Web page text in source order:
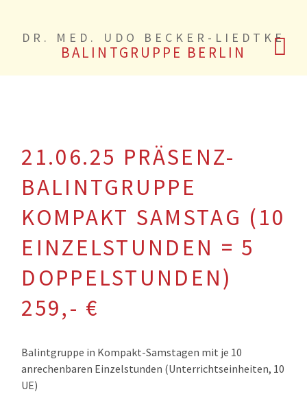
DR. MED. UDO BECKER-LIEDTKE
BALINTGRUPPE BERLIN
21.06.25 PRÄSENZ-
BALINTGRUPPE
KOMPAKT SAMSTAG (10
EINZELSTUNDEN = 5
DOPPELSTUNDEN)
259,- €
Balintgruppe in Kompakt-Samstagen mit je 10
anrechenbaren Einzelstunden (Unterrichtseinheiten, 10
UE)